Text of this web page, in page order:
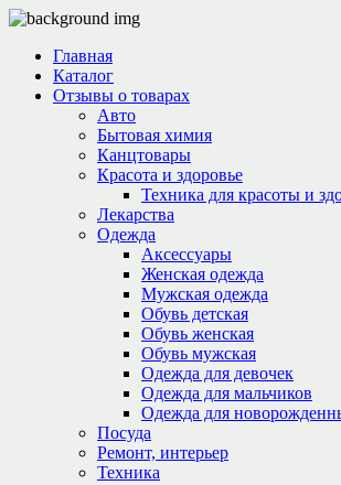
Главная
Каталог
Отзывы о товарах
Авто
Бытовая химия
Канцтовары
Красота и здоровье
Техника для красоты и
Лекарства
Одежда
Аксессуары
Женская одежда
Мужская одежда
Обувь детская
Обувь женская
Обувь мужская
Одежда для девочек
Одежда для мальчиков
Одежда для
Посуда
Ремонт, интерьер
Техника